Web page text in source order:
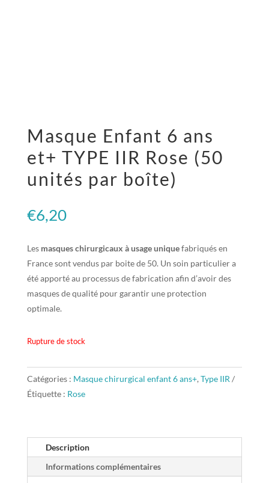
Masque Enfant 6 ans
et+ TYPE IIR Rose (50
unités par boîte)
€6,20
Les masques chirurgicaux à usage uniquefabriqués en
France sont vendus par boite de 50. Un soin particulier a
été apporté au processus de fabrication afin d’avoir des
masques de qualité pour garantir une protection
optimale.
Rupture de stock
Catégories : Masque chirurgical enfant 6 ans+, Type IIR
Étiquette : Rose
Description
Informations complémentaires